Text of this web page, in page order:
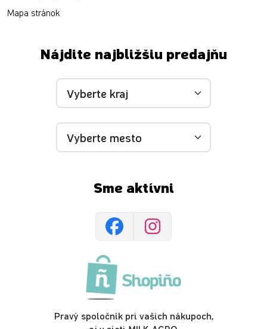
Mapa stránok
Nájdite najbližšiu predajňu
Sme aktívni
Pravý spoločník pri vašich nákupoch,